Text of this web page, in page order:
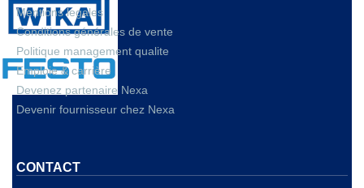
Mentions legales
Conditions générales de vente
Politique management qualite
Emploie & carrière
Devenez partenaire Nexa
Devenir fournisseur chez Nexa
CONTACT